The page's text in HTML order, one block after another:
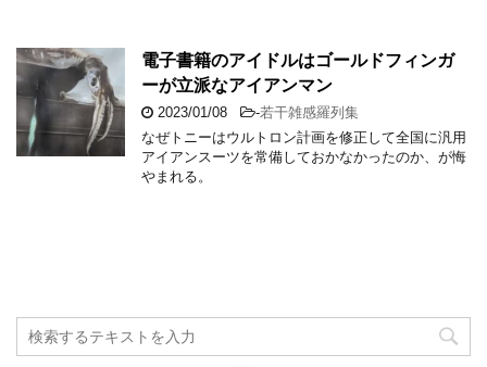
電子書籍のアイドルはゴールドフィンガ
ーが立派なアイアンマン
2023/01/08 -若干雑感羅列集
なぜトニーはウルトロン計画を修正して全国に汎用
アイアンスーツを常備しておかなかったのか、が悔
やまれる。